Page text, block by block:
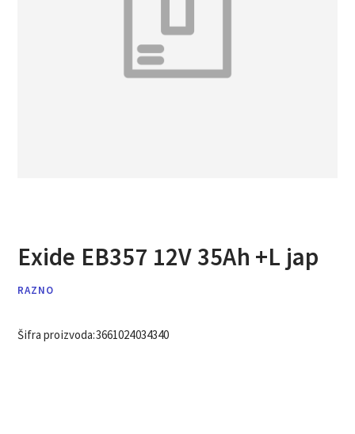
Exide EB357 12V 35Ah +L jap
RAZNO
Šifra proizvoda:3661024034340